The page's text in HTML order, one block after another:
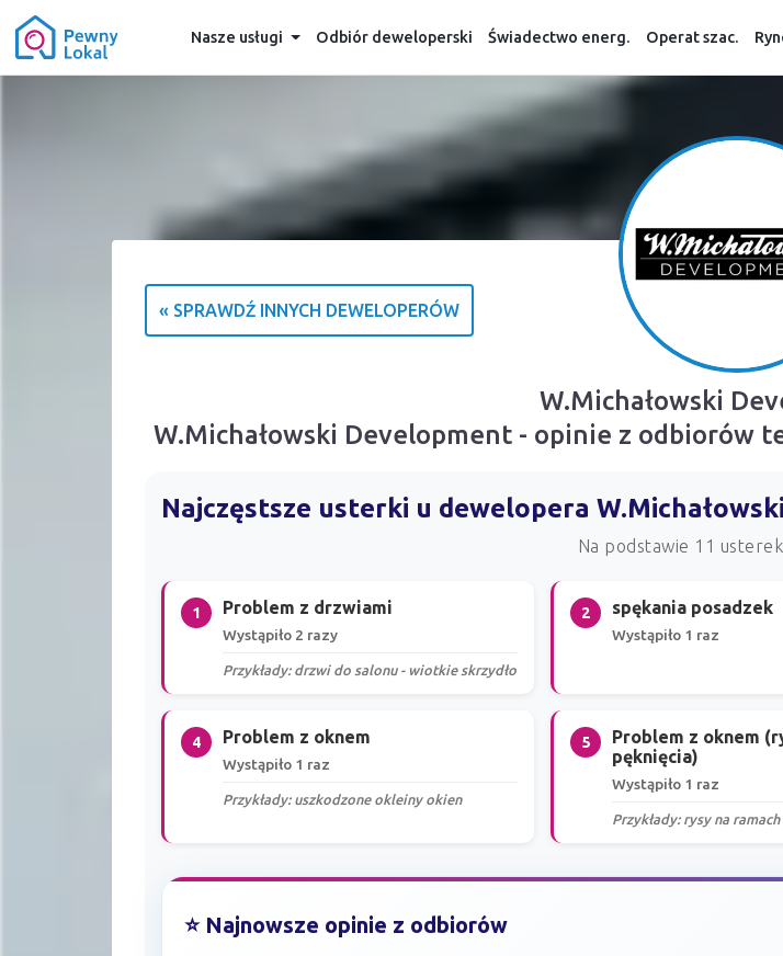
Nasze usługi Odbiór deweloperski Świadectwo energ. Operat szac.
« SPRAWDŹ INNYCH DEWELOPERÓW
W.Michałowski
W.Michałowski Development - opinie z odbiorów
Najczęstsze usterki u dewelopera
Na podstawie 11
1 Problem z drzwiami
Wystąpiło 2 razy
Przykłady: drzwi do salonu - wiotkie skrzydło
2 spękania posadzek
Wystąpiło 1 raz
4 Problem z oknem
Wystąpiło 1 raz
Przykłady: uszkodzone okleiny okien
5
Problem z oknem
pęknięcia)
Wystąpiło 1 raz
Przykłady: rysy na
⭐ Najnowsze opinie z odbiorów